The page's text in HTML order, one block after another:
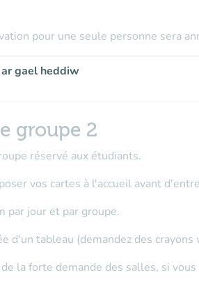
pour une seule personne sera
gael heddiw
groupe 2
réservé aux étudiants.
vos cartes à l'accueil avant
par jour et par groupe.
d'un tableau (demandez des
la forte demande des salles, si